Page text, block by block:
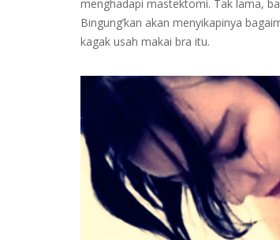
menghadapi mastektomi. Tak lama,
Bingung’kan akan menyikapinya
kagak usah makai bra itu.